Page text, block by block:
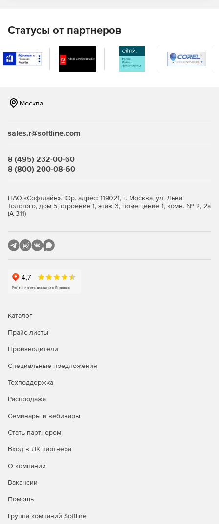
Статусы от партнеров
Москва
sales.r@softline.com
8 (495) 232-00-60
8 (800) 200-08-60
ПАО «Софтлайн». Юр. адрес: 119021, г. Москва, ул. Льва
Толстого, дом 5, строение 1, этаж 3, помещение 1, комн. № 2, 2а
(А-311)
Каталог
Прайс-листы
Производители
Специальные предложения
Техподдержка
Распродажа
Семинары и вебинары
Стать партнером
Вход в ЛК партнера
О компании
Вакансии
Помощь
Группа компаний Softline